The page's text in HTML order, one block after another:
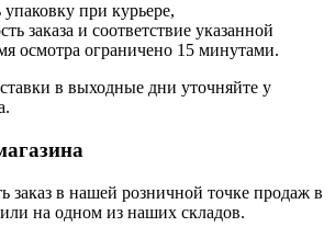
при курьере,
заказа и соответствие указанной
осмотра ограничено 15 минутами.
в выходные дни уточняйте у
заказ в нашей розничной точке продаж в
на одном из наших складов.